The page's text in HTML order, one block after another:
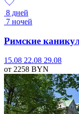
8 дней
7 ночей
Римские
15.08 22.08 29.08
от 2258 BYN